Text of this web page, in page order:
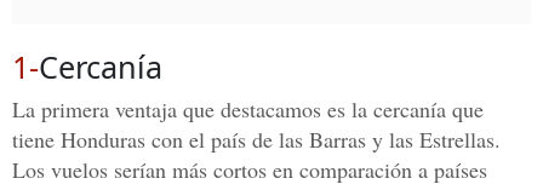
1-Cercanía
La primera ventaja que destacamos es la cercanía que
tiene Honduras con el país de las Barras y las Estrellas.
Los vuelos serían más cortos en comparación a países